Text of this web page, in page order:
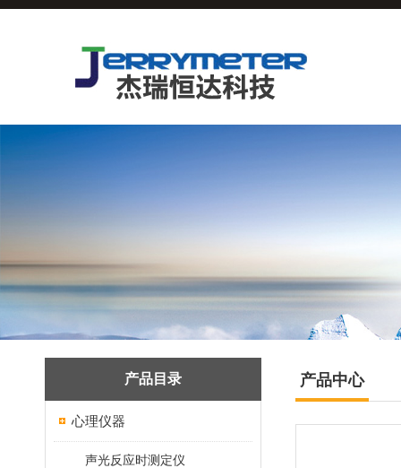
产品目录
心理仪器
声光反应时测定仪
产品中心